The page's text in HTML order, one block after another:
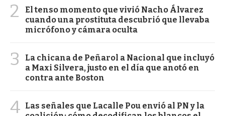
2
El tenso momento que vivió Nacho Álvarez
cuando una prostituta descubrió que llevaba
micrófono y cámara oculta
3
La chicana de Peñarol a Nacional que incluyó
a Maxi Silvera, justo en el día que anotó en
contra ante Boston
4 Las señales que Lacalle Pou envió al PN y la